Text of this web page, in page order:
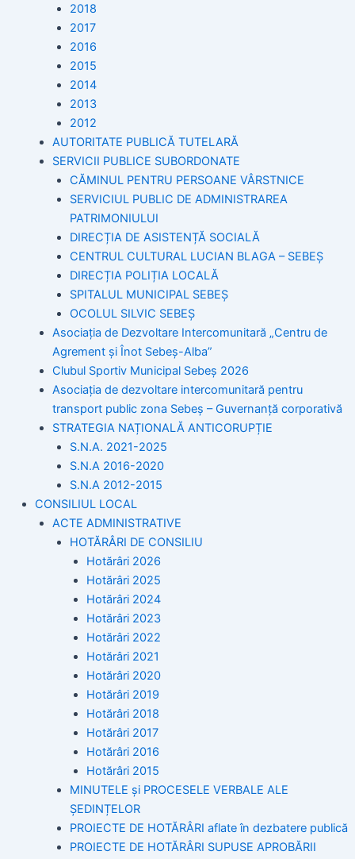
2018
2017
2016
2015
2014
2013
2012
AUTORITATE PUBLICĂ TUTELARĂ
SERVICII PUBLICE SUBORDONATE
CĂMINUL PENTRU PERSOANE VÂRSTNICE
SERVICIUL PUBLIC DE ADMINISTRAREA
PATRIMONIULUI
DIRECȚIA DE ASISTENȚĂ SOCIALĂ
CENTRUL CULTURAL LUCIAN BLAGA – SEBEȘ
DIRECȚIA POLIȚIA LOCALĂ
SPITALUL MUNICIPAL SEBEȘ
OCOLUL SILVIC SEBEȘ
Asociația de Dezvoltare Intercomunitară „Centru de
Agrement și Înot Sebeș-Alba”
Clubul Sportiv Municipal Sebeș 2026
Asociația de dezvoltare intercomunitară pentru
transport public zona Sebeș – Guvernanță corporativă
STRATEGIA NAȚIONALĂ ANTICORUPȚIE
S.N.A. 2021-2025
S.N.A 2016-2020
S.N.A 2012-2015
CONSILIUL LOCAL
ACTE ADMINISTRATIVE
HOTĂRÂRI DE CONSILIU
Hotărâri 2026
Hotărâri 2025
Hotărâri 2024
Hotărâri 2023
Hotărâri 2022
Hotărâri 2021
Hotărâri 2020
Hotărâri 2019
Hotărâri 2018
Hotărâri 2017
Hotărâri 2016
Hotărâri 2015
MINUTELE și PROCESELE VERBALE ALE
ȘEDINȚELOR
PROIECTE DE HOTĂRÂRI aflate în dezbatere publică
PROIECTE DE HOTĂRÂRI SUPUSE APROBĂRII